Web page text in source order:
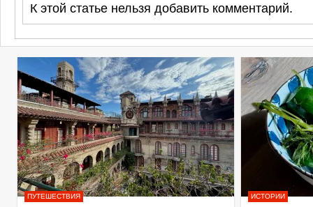
К этой статье нельзя добавить комментарий.
ПУТЕШЕСТВИЯ ИСТОРИИ